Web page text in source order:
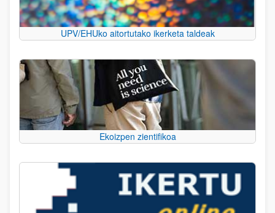
UPV/EHUko aitortutako ikerketa taldeak
Ekoizpen zientifikoa